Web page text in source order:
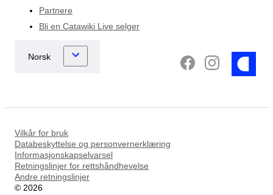
Partnere
Bli en Catawiki Live selger
Vilkår for bruk
Databeskyttelse og personvernerklæring
Informasjonskapselvarsel
Retningslinjer for rettshåndhevelse
Andre retningslinjer
© 2026